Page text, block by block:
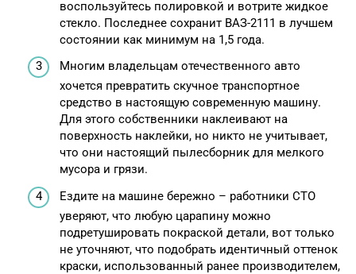
воспользуйтесь полировкой и вотрите жидкое
стекло. Последнее сохранит ВАЗ-2111 в лучшем
состоянии как минимум на 1,5 года.
Многим владельцам отечественного авто
хочется превратить скучное транспортное
средство в настоящую современную машину.
Для этого собственники наклеивают на
поверхность наклейки, но никто не учитывает,
что они настоящий пылесборник для мелкого
мусора и грязи.
Ездите на машине бережно – работники СТО
уверяют, что любую царапину можно
подретушировать покраской детали, вот только
не уточняют, что подобрать идентичный оттенок
краски, использованный ранее производителем,